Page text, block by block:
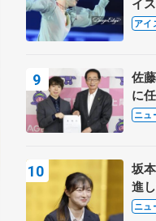
（
アイ
佐
に
く
ニュ
坂
進
学
ニュ